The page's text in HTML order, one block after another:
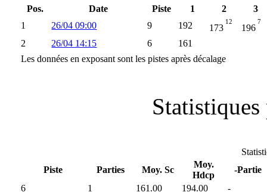
Pos. Date Piste 1 2
3
1
26/04 09:00 9 192 173
12
196
7
2 26/04 14:15 6
161
Les données en exposant sont les pistes après décalage
Piste
Parties Moy. Sc
Moy.
Hdcp
-Partie
6
1 161.00 194.00
-